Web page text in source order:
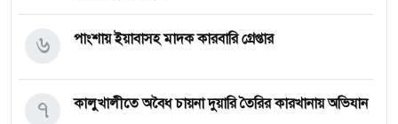
পাংশায় ইয়াবাসহ মাদক কারবারি গ্রেপ্তার
৬
কালুখালীতে অবৈধ চায়না দুয়ারি তৈরির কারখানায় অভিযান
৭